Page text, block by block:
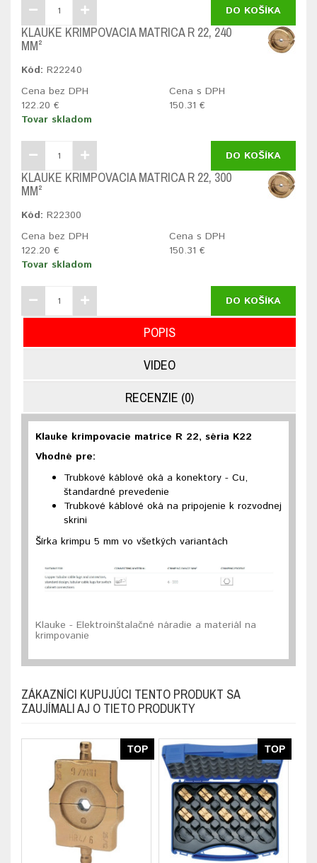
DO KOŠÍKA
KLAUKE KRIMPOVACIA MATRICA R 22, 240
MM²
Kód: R22240
Cena bez DPH
122.20 €
Cena s DPH
150.31 €
Tovar skladom
DO KOŠÍKA
KLAUKE KRIMPOVACIA MATRICA R 22, 300
MM²
Kód: R22300
Cena bez DPH
122.20 €
Cena s DPH
150.31 €
Tovar skladom
DO KOŠÍKA
POPIS
VIDEO
RECENZIE (0)
Klauke krimpovacie matrice R 22, séria K22
Vhodné pre:
Trubkové káblové oká a konektory - Cu,
štandardné prevedenie
Trubkové káblové oká na pripojenie k rozvodnej
skrini
Šírka krimpu 5 mm vo všetkých variantách
Klauke - Elektroinštalačné náradie a materiál na
krimpovanie
ZÁKAZNÍCI KUPUJÚCI TENTO PRODUKT SA
ZAUJÍMALI AJ O TIETO PRODUKTY
TOP TOP